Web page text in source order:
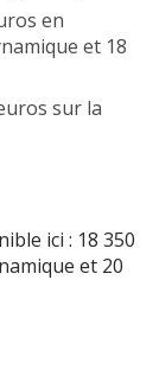
en
et 18
sur la
ici : 18 350
et 20